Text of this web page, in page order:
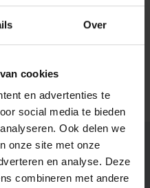
Over
cookies
en advertenties te
social media te bieden
Ook delen we
onze site met onze
en analyse. Deze
combineren met andere
pagina?
weten